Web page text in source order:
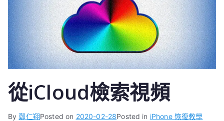
從iCloud檢索視頻
By鄭仁翔Posted on 2020-02-28Posted in iPhone 恢復教學